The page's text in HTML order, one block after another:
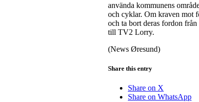
använda kommunens
och cyklar. Om kraven mot
och ta bort deras fordon
till TV2 Lorry.
(News Øresund)
Share this entry
Share on X
Share on WhatsApp